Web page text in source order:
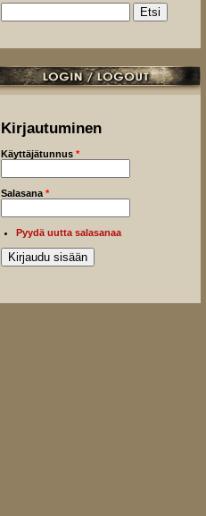
Hakulomake
Kirjautuminen
Käyttäjätunnus *
Salasana *
Pyydä uutta salasanaa